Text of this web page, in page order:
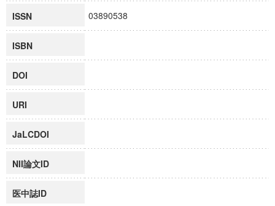
ISSN 03890538
ISBN
DOI
URI
JaLCDOI
NII論文ID
医中誌ID